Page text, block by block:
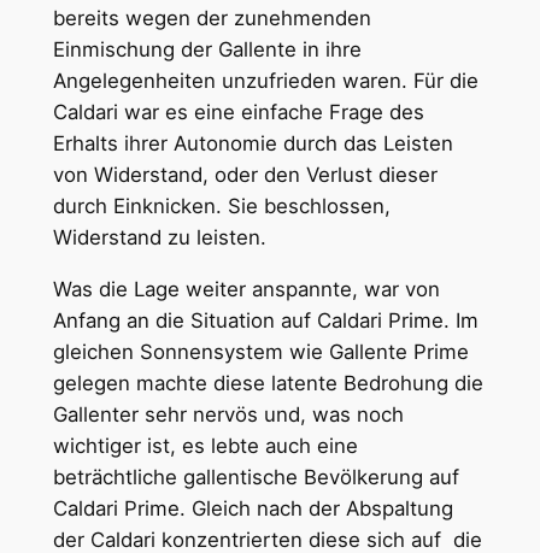
bereits wegen der zunehmenden
Einmischung der Gallente in ihre
Angelegenheiten unzufrieden waren. Für die
Caldari war es eine einfache Frage des
Erhalts ihrer Autonomie durch das Leisten
von Widerstand, oder den Verlust dieser
durch Einknicken. Sie beschlossen,
Widerstand zu leisten.
Was die Lage weiter anspannte, war von
Anfang an die Situation auf Caldari Prime. Im
gleichen Sonnensystem wie Gallente Prime
gelegen machte diese latente Bedrohung die
Gallenter sehr nervös und, was noch
wichtiger ist, es lebte auch eine
beträchtliche gallentische Bevölkerung auf
Caldari Prime. Gleich nach der Abspaltung
der Caldari konzentrierten diese sich auf die